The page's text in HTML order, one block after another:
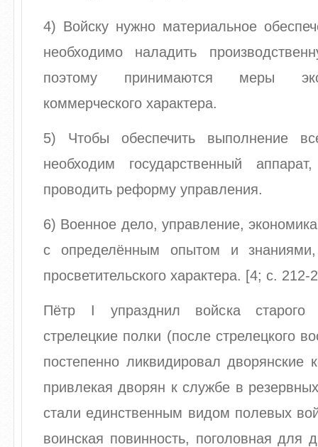
4) Войску нужно материальное
необходимо наладить
поэтому принимаются меры
коммерческого характера.
5) Чтобы обеспечить выполнение
необходим государственный
проводить реформу управления.
6) Военное дело, управление,
с определённым опытом и
просветительского характера. [4; с. 212-
Пётр I упразднил войска старого
стрелецкие полки (после стрелецкого
постепенно ликвидировал дворянские
привлекая дворян к службе в
стали единственным видом полевых
воинская повинность, поголовная для